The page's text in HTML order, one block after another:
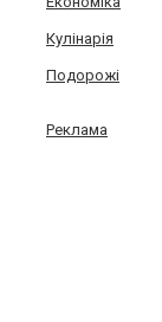
Кулінарія
Подорожі
Реклама